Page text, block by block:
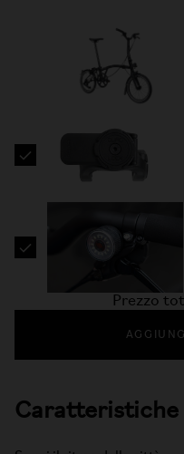
Prezzo
Caratteristiche